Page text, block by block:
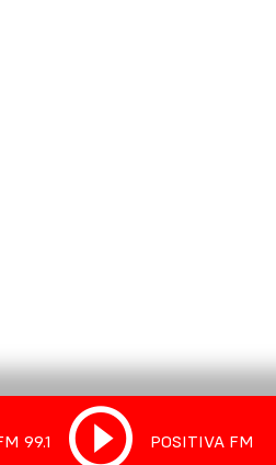
99.1 POSITIVA FM